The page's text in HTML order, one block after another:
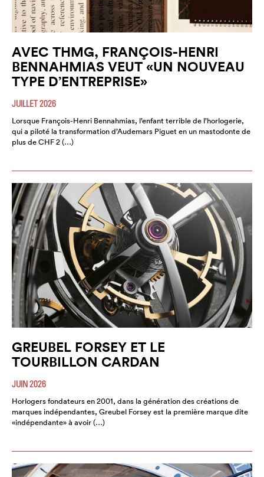
AVEC THMG, FRANÇOIS-HENRI
BENNAHMIAS VEUT «UN NOUVEAU
TYPE D’ENTREPRISE»
JUILLET 2026
Lorsque François-Henri Bennahmias, l’enfant terrible de l’horlogerie,
qui a piloté la transformation d’Audemars Piguet en un mastodonte de
plus de CHF 2 (…)
GREUBEL FORSEY ET LE
TOURBILLON CARDAN
JUIN 2026
Horlogers fondateurs en 2001, dans la génération des créations de
marques indépendantes, Greubel Forsey est la première marque dite
«indépendante» à avoir (…)